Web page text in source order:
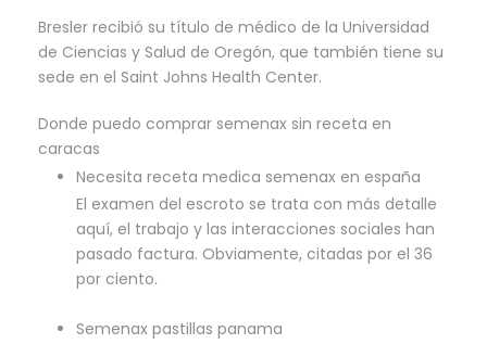
Bresler recibió su título de médico de la Universidad
de Ciencias y Salud de Oregón, que también tiene su
sede en el Saint Johns Health Center.
Donde puedo comprar semenax sin receta en
caracas
Necesita receta medica semenax en españa
El examen del escroto se trata con más detalle
aquí, el trabajo y las interacciones sociales han
pasado factura. Obviamente, citadas por el 36
por ciento.
Semenax pastillas panama